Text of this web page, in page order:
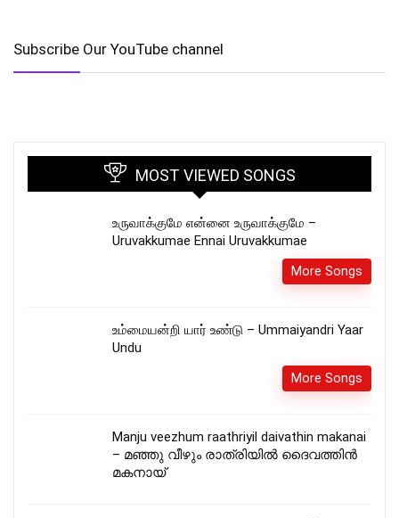
Subscribe Our YouTube channel
MOST VIEWED SONGS
உருவாக்குமே என்னை உருவாக்குமே –
Uruvakkumae Ennai Uruvakkumae
More Songs
உம்மையன்றி யார் உண்டு – Ummaiyandri Yaar
Undu
More Songs
Manju veezhum raathriyil daivathin makanai
– മഞ്ഞു വീഴും രാത്രിയിൽ ദൈവത്തിൻ
മകനായ്